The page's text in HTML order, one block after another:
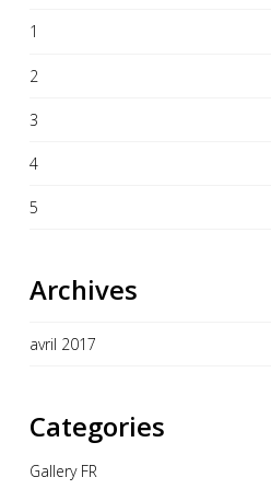
1
2
3
4
5
Archives
avril 2017
Categories
Gallery FR